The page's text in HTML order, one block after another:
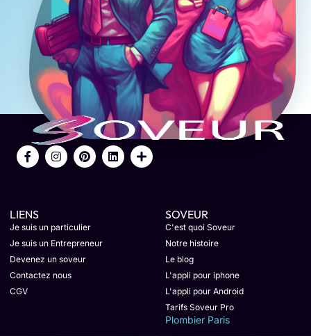
LIENS
Je suis un particulier
Je suis un Entrepreneur
Devenez un soveur
Contactez nous
CGV
SOVEUR
C'est quoi Soveur
Notre histoire
Le blog
L'appli pour iphone
L'appli pour Android
Tarifs Soveur Pro
Plombier Paris